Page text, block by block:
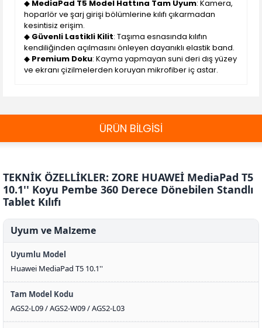
◆ MediaPad T5 Model Hattına Tam Uyum: Kamera,
hoparlör ve şarj girişi bölümlerine kılıfı çıkarmadan
kesintisiz erişim.
◆ Güvenli Lastikli Kilit: Taşıma esnasında kılıfın
kendiliğinden açılmasını önleyen dayanıklı elastik band.
◆ Premium Doku: Kayma yapmayan suni deri dış yüzey
ve ekranı çizilmelerden koruyan mikrofiber iç astar.
ÜRÜN BİLGİSİ
TEKNİK ÖZELLİKLER: ZORE HUAWEİ MediaPad T5
10.1'' Koyu Pembe 360 Derece Dönebilen Standlı
Tablet Kılıfı
Uyum ve Malzeme
Uyumlu Model
Huawei MediaPad T5 10.1''
Tam Model Kodu
AGS2-L09 / AGS2-W09 / AGS2-L03